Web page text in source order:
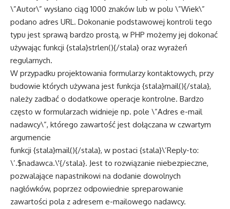
\”Autor\” wysłano ciąg 1000 znaków lub w polu \”Wiek\”
podano adres URL. Dokonanie podstawowej kontroli tego
typu jest sprawą bardzo prostą, w PHP możemy jej dokonać
używając funkcji {stala}strlen(){/stala} oraz wyrażeń
regularnych.
W przypadku projektowania formularzy kontaktowych, przy
budowie których używana jest funkcja {stala}mail(){/stala},
należy zadbać o dodatkowe operacje kontrolne. Bardzo
często w formularzach widnieje np. pole \”Adres e-mail
nadawcy\”, którego zawartość jest dołączana w czwartym
argumencie
funkcji {stala}mail(){/stala}, w postaci {stala}\’Reply-to:
\’.$nadawca.\'{/stala}. Jest to rozwiązanie niebezpieczne,
pozwalające napastnikowi na dodanie dowolnych
nagłówków, poprzez odpowiednie spreparowanie
zawartości pola z adresem e-mailowego nadawcy.